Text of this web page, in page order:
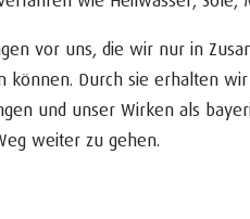
vor uns, die wir nur in
können. Durch sie erhalten
und unser Wirken als
weiter zu gehen.